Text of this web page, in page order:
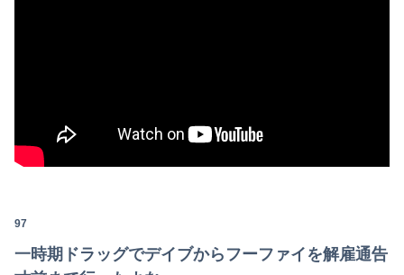
97
一時期ドラッグでデイブからフーファイを解雇通告